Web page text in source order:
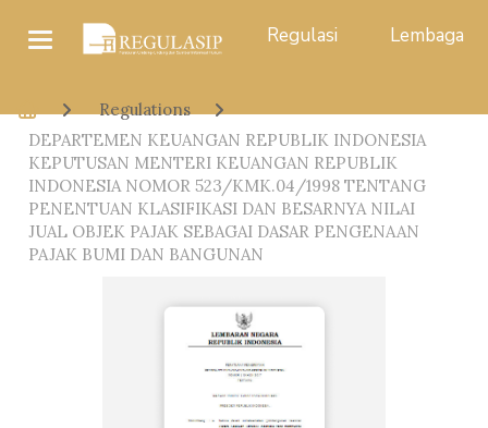
Regulasi Lembaga
Regulations
DEPARTEMEN KEUANGAN REPUBLIK INDONESIA
KEPUTUSAN MENTERI KEUANGAN REPUBLIK
INDONESIA NOMOR 523/KMK.04/1998 TENTANG
PENENTUAN KLASIFIKASI DAN BESARNYA NILAI
JUAL OBJEK PAJAK SEBAGAI DASAR PENGENAAN
PAJAK BUMI DAN BANGUNAN